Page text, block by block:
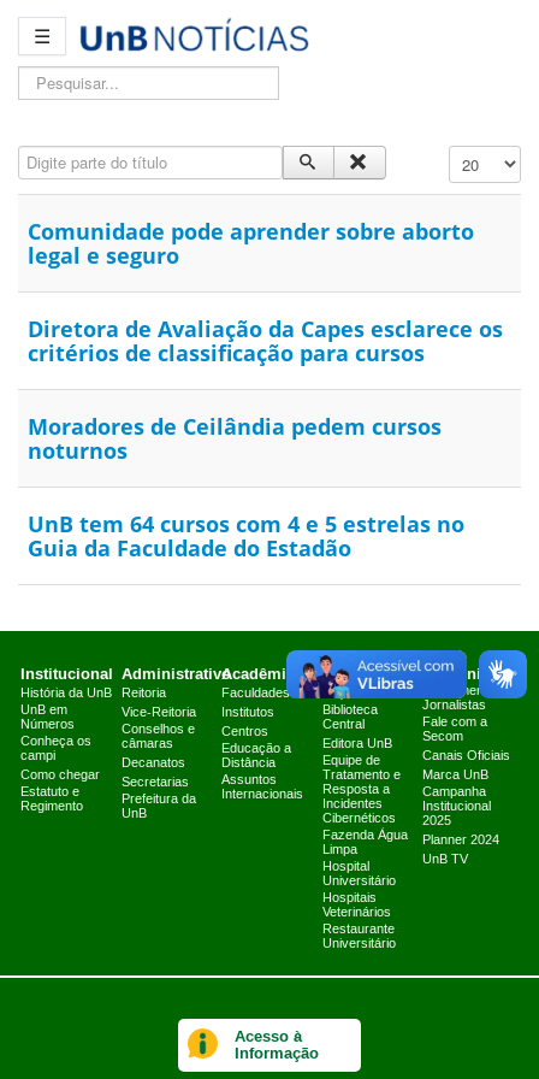
☰
Pesquisar...
Digite parte do título Exibir #
Comunidade pode aprender sobre aborto
legal e seguro
Diretora de Avaliação da Capes esclarece os
critérios de classificação para cursos
Moradores de Ceilândia pedem cursos
noturnos
UnB tem 64 cursos com 4 e 5 estrelas no
Guia da Faculdade do Estadão
Institucional
História da UnB
UnB em
Números
Conheça os
campi
Como chegar
Estatuto e
Regimento
Administrativo
Reitoria
Vice-Reitoria
Conselhos e
câmaras
Decanatos
Secretarias
Prefeitura da
UnB
Acadêmico
Faculdades
Institutos
Centros
Educação a
Distância
Assuntos
Internacionais
Serviços
Arquivo Central
Biblioteca
Central
Editora UnB
Equipe de
Tratamento e
Resposta a
Incidentes
Cibernéticos
Fazenda Água
Limpa
Hospital
Universitário
Hospitais
Veterinários
Restaurante
Universitário
Comunicação
Atendimento a
Jornalistas
Fale com a
Secom
Canais Oficiais
Marca UnB
Campanha
Institucional
2025
Planner 2024
UnB TV
Acesso à
Informação